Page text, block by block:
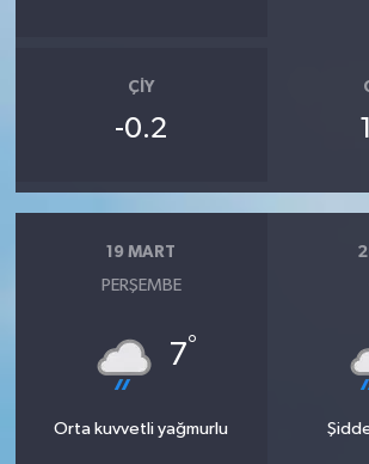
ÇIY
-0.2
19 MART
PERŞEMBE
7°
Orta kuvvetli yağmurlu